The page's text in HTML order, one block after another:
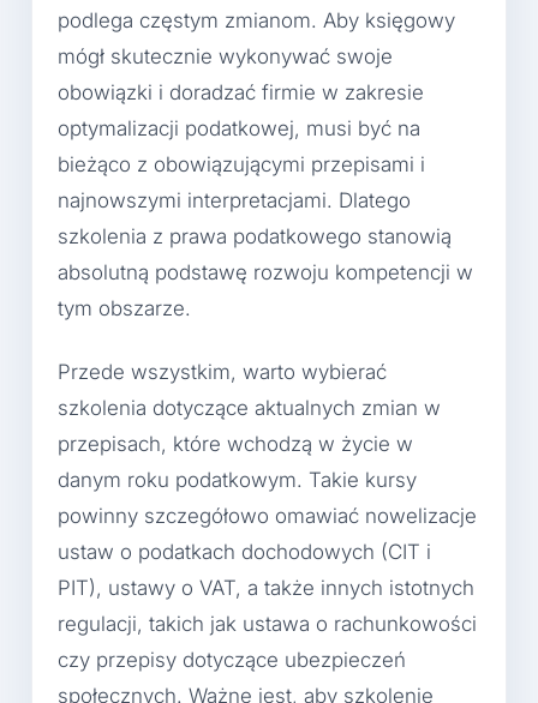
podlega częstym zmianom. Aby księgowy
mógł skutecznie wykonywać swoje
obowiązki i doradzać firmie w zakresie
optymalizacji podatkowej, musi być na
bieżąco z obowiązującymi przepisami i
najnowszymi interpretacjami. Dlatego
szkolenia z prawa podatkowego stanowią
absolutną podstawę rozwoju kompetencji w
tym obszarze.
Przede wszystkim, warto wybierać
szkolenia dotyczące aktualnych zmian w
przepisach, które wchodzą w życie w
danym roku podatkowym. Takie kursy
powinny szczegółowo omawiać nowelizacje
ustaw o podatkach dochodowych (CIT i
PIT), ustawy o VAT, a także innych istotnych
regulacji, takich jak ustawa o rachunkowości
czy przepisy dotyczące ubezpieczeń
społecznych. Ważne jest, aby szkolenie